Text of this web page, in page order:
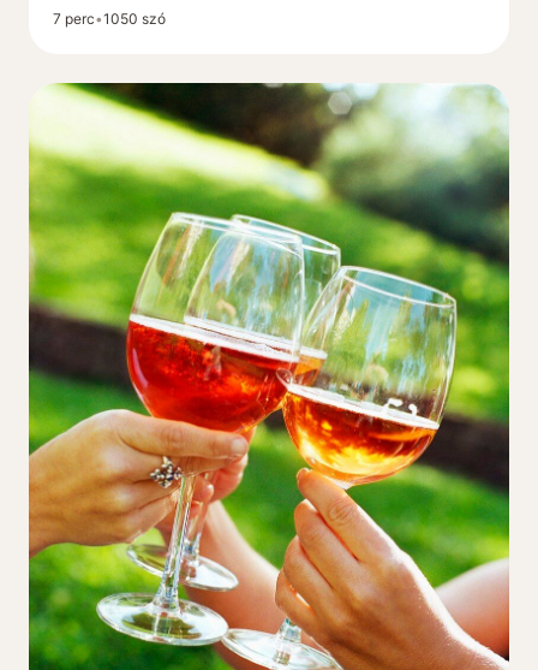
és a címke helyes leolvasása.
7 perc•1050 szó